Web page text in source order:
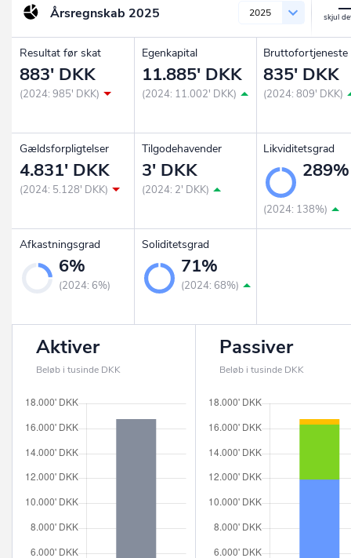
Årsregnskab 2025 2025
Resultat før skat
883' DKK
(2024: 985' DKK)
Egenkapital
11.885' DKK
(2024: 11.002' DKK)
Bruttofortjeneste
835' DKK
(2024: 809' DKK)
Gældsforpligtelser
4.831' DKK
(2024: 5.128' DKK)
Tilgodehavender
3' DKK
(2024: 2' DKK)
Likviditetsgrad
289%
(2024: 138%)
Afkastningsgrad
6%
(2024: 6%)
Soliditetsgrad
71%
(2024: 68%)
Aktiver
Beløb i tusinde DKK
Passiver
Beløb i tusinde DKK